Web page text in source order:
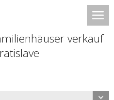
verkauf